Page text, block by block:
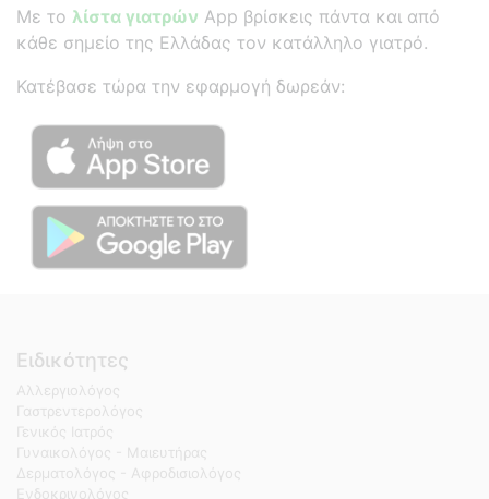
Με το λίστα γιατρών App βρίσκεις πάντα και από
κάθε σημείο της Ελλάδας τον κατάλληλο γιατρό.
Κατέβασε τώρα την εφαρμογή δωρεάν:
Ειδικότητες
Αλλεργιολόγος
Γαστρεντερολόγος
Γενικός Ιατρός
Γυναικολόγος - Μαιευτήρας
Δερματολόγος - Αφροδισιολόγος
Ενδοκρινολόγος